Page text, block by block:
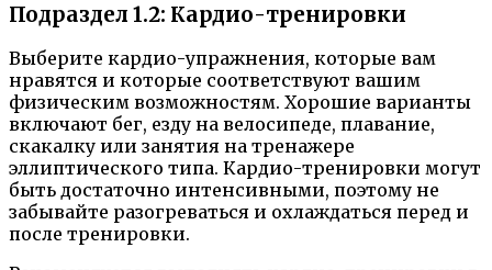
Подраздел 1.2: Кардио-тренировки
Выберите кардио-упражнения, которые вам
нравятся и которые соответствуют вашим
физическим возможностям. Хорошие варианты
включают бег, езду на велосипеде, плавание,
скакалку или занятия на тренажере
эллиптического типа. Кардио-тренировки могут
быть достаточно интенсивными, поэтому не
забывайте разогреваться и охлаждаться перед и
после тренировки.